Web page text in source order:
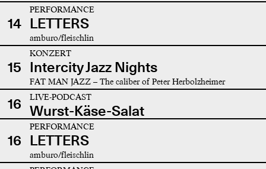
14
PERFORMANCE
LETTERS
amburo/fleischlin
15
KONZERT
Intercity Jazz Nights
FAT MAN JAZZ – The caliber of Peter Herbolzheimer
16 LIVE-PODCAST
Wurst-Käse-Salat
16
PERFORMANCE
LETTERS
amburo/fleischlin